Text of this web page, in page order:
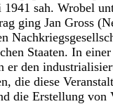
sah. Wrobel
ging Jan Gross
Staaten. In
er den
die diese
die Erstellung von